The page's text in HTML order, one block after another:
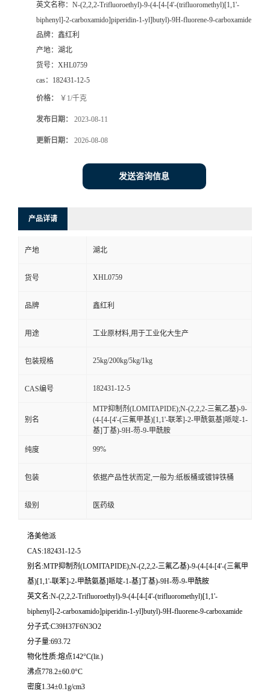
英文名称： N-(2,2,2-Trifluoroethyl)-9-(4-[4-[4'-(trifluoromethyl)[1,1'-
biphenyl]-2-carboxamido]piperidin-1-yl]butyl)-9H-fluorene-9-carboxamide
品牌： 鑫红利
产地： 湖北
货号： XHL0759
cas： 182431-12-5
价格： ￥1/千克
发布日期： 2023-08-11
更新日期： 2026-08-08
发送咨询信息
产品详请
产地 湖北
货号 XHL0759
品牌 鑫红利
用途 工业原材料,用于工业化大生产
包装规格 25kg/200kg/5kg/1kg
CAS编号 182431-12-5
别名
MTP抑制剂(LOMITAPIDE);N-(2,2,2-三氟乙基)-9-
(4-[4-[4'-(三氟甲基)[1,1'-联苯]-2-甲酰氨基]哌啶-1-
基]丁基)-9H-芴-9-甲酰胺
纯度 99%
包装 依据产品性状而定,一般为:纸板桶或镀锌铁桶
级别 医药级
洛美他派
CAS:182431-12-5
别名:MTP抑制剂(LOMITAPIDE);N-(2,2,2-三氟乙基)-9-(4-[4-[4'-(三氟甲
基)[1,1'-联苯]-2-甲酰氨基]哌啶-1-基]丁基)-9H-芴-9-甲酰胺
英文名:N-(2,2,2-Trifluoroethyl)-9-(4-[4-[4'-(trifluoromethyl)[1,1'-
biphenyl]-2-carboxamido]piperidin-1-yl]butyl)-9H-fluorene-9-carboxamide
分子式:C39H37F6N3O2
分子量:693.72
物化性质:熔点142°C(lit.)
沸点778.2±60.0°C
密度1.34±0.1g/cm3